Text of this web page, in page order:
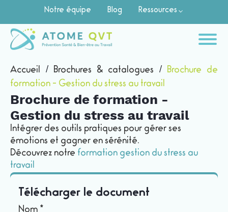
Notre équipe Blog Ressources
Accueil / Brochures & catalogues / Brochure de
formation - Gestion du stress au travail
Brochure de formation -
Gestion du stress au travail
Intégrer des outils pratiques pour gérer ses
émotions et gagner en sérénité.
Découvrez notre formation gestion du stress au
travail
Télécharger le document